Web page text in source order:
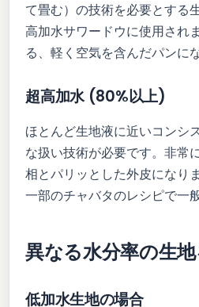
て畳む）の技術を必要とする
高加水サワードウに使用され
る、軽く空気を含んだパンに
超高加水 (80%以上)
ほとんど生地液に近いコンシ
な扱い技術が必要です。非常
相とパリッとした外皮になり
一部のチャバタのレシピで一
異なる水分率の生
低加水生地の場合